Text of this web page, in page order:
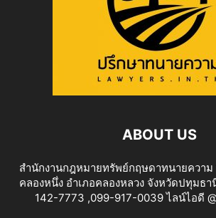
ABOUT US
สำนักงานกฎหมายทรัพย์กฤษดาทนายควา
คลองหนึ่ง อำเภอคลองหลวง จังหวัดปทุมธา
142-7773 ,099-917-0039 ไลน์ไอดี